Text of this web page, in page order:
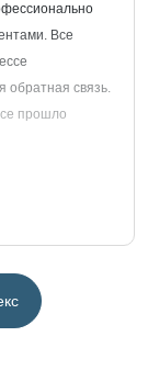
Все
обратная связь.
прошло